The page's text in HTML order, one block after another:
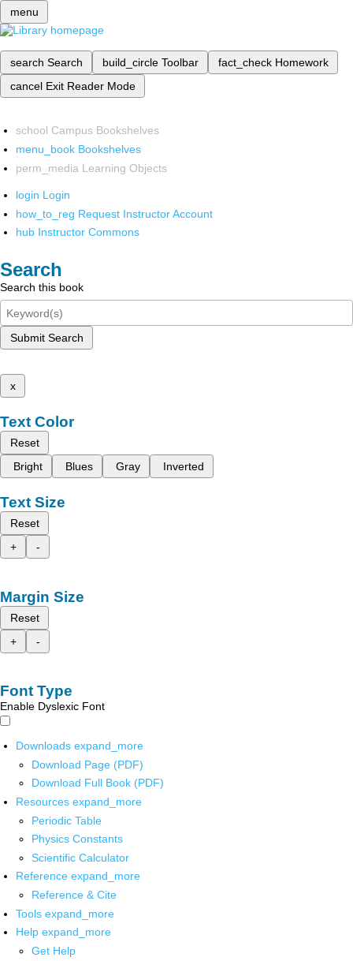
menu
search Search build_circle Toolbar fact_check Homework
cancel Exit Reader Mode
school Campus Bookshelves
menu_book Bookshelves
perm_media Learning Objects
login Login
how_to_reg Request Instructor Account
hub Instructor Commons
Search
Search this book
Submit Search
x
Text Color
Reset
Bright
Blues Gray Inverted
Text Size
Reset
+
-
Margin Size
Reset
+
-
Font Type
Enable Dyslexic Font
Downloads expand_more
Download Page (PDF)
Download Full Book (PDF)
Resources expand_more
Periodic Table
Physics Constants
Scientific Calculator
Reference expand_more
Reference & Cite
Tools expand_more
Help expand_more
Get Help